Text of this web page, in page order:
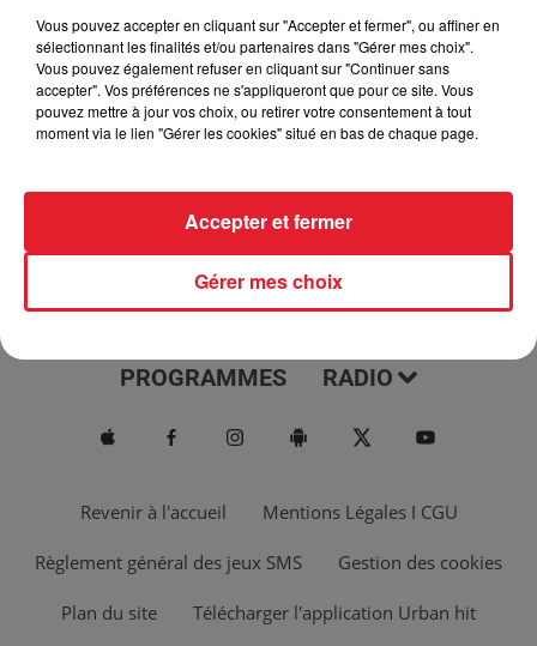
Le Morning Show
ACTUS MUSIQUES
PROGRAMMES RADIO
Revenir à l'accueil Mentions Légales I CGU
Règlement général des jeux SMS Gestion des cookies
Plan du site Télécharger l'application Urban hit
Vous pouvez accepter en cliquant sur "Accepter et fermer", ou affiner en
sélectionnant les finalités et/ou partenaires dans "Gérer mes choix".
Vous pouvez également refuser en cliquant sur "Continuer sans
accepter". Vos préférences ne s'appliqueront que pour ce site. Vous
pouvez mettre à jour vos choix, ou retirer votre consentement à tout
moment via le lien "Gérer les cookies" situé en bas de chaque page.
Gérer mes choix
Accepter et fermer